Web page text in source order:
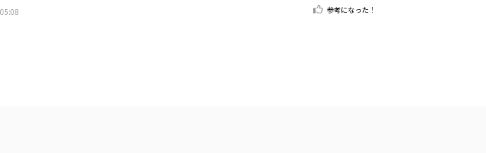
参考になった！